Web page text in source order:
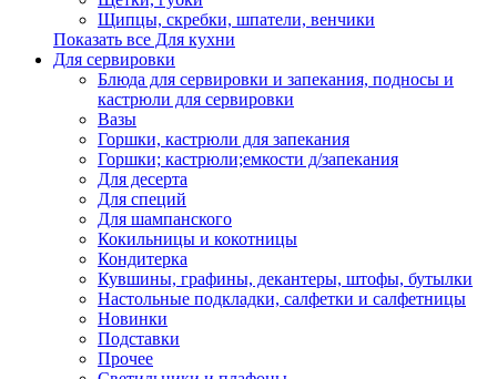
Щипцы, скребки, шпатели, венчики
Показать все Для кухни
Для сервировки
Блюда для сервировки и запекания, подносы и
кастрюли для сервировки
Вазы
Горшки, кастрюли для запекания
Горшки; кастрюли;емкости д/запекания
Для десерта
Для специй
Для шампанского
Кокильницы и кокотницы
Кондитерка
Кувшины, графины, декантеры, штофы, бутылки
Настольные подкладки, салфетки и салфетницы
Новинки
Подставки
Прочее